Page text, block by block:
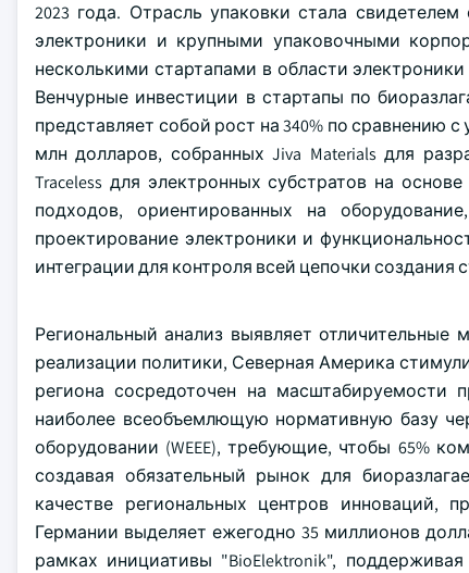
2023 года. Отрасль упаковки стала
электроники и крупными упаковочными
несколькими стартапами в области
Венчурные инвестиции в стартапы по
представляет собой рост на 340% по сравнению
млн долларов, собранных Jiva Materials для
Traceless для электронных субстратов на
подходов, ориентированных на
проектирование электроники и
интеграции для контроля всей цепочки
Региональный анализ выявляет
реализации политики, Северная Америка
региона сосредоточен на масштабируемости
наиболее всеобъемлющую нормативную базу
оборудовании (WEEE), требующие, чтобы 65%
создавая обязательный рынок для
качестве региональных центров инноваций,
Германии выделяет ежегодно 35 миллионов
рамках инициативы "BioElektronik",